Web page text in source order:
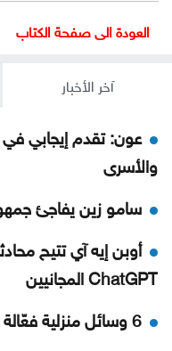
العودة الى صفحة الكتاب
آخر الأخبار
عون: تقدم إيجابي
والأسرى
سامو زين يفاجئ
أوبن إيه آي تتيح
ChatGPT المجانيين
6 وسائل منزلية فعّالة لطرد البعوض